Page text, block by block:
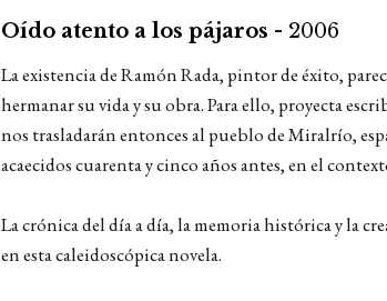
Oído atento a los pájaros - 2006
La existencia de Ramón Rada, pintor de éxito,
hermanar su vida y su obra. Para ello, proyecta
nos trasladarán entonces al pueblo de Miralrío,
acaecidos cuarenta y cinco años antes, en el
La crónica del día a día, la memoria histórica y la
en esta caleidoscópica novela.